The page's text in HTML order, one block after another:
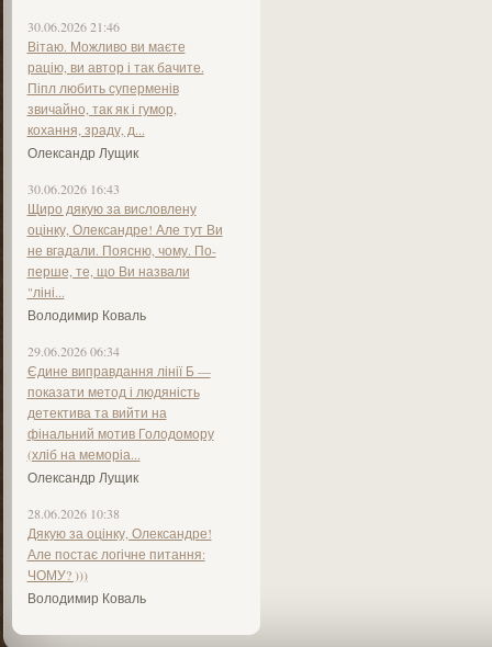
30.06.2026 21:46
Вітаю. Можливо ви маєте
рацію, ви автор і так бачите.
Піпл любить суперменів
звичайно, так як і гумор,
кохання, зраду, д...
Олександр Лущик
30.06.2026 16:43
Щиро дякую за висловлену
оцінку, Олександре! Але тут Ви
не вгадали. Поясню, чому. По-
перше, те, що Ви назвали
"ліні...
Володимир Коваль
29.06.2026 06:34
Єдине виправдання лінії Б —
показати метод і людяність
детектива та вийти на
фінальний мотив Голодомору
(хліб на меморіа...
Олександр Лущик
28.06.2026 10:38
Дякую за оцінку, Олександре!
Але постає логічне питання:
ЧОМУ? )))
Володимир Коваль